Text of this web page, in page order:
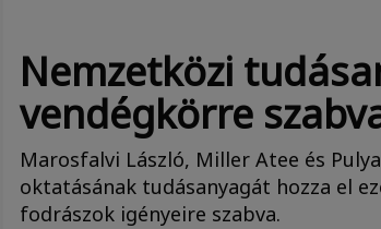
Nemzetközi
vendégkörre
​Marosfalvi László, Miller Atee és
oktatásának tudásanyagát hozza el
fodrászok igényeire szabva.